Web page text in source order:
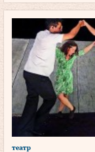
театр